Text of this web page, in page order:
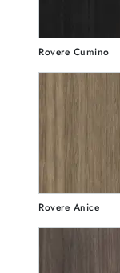
Rovere Cumino
Rovere Anice